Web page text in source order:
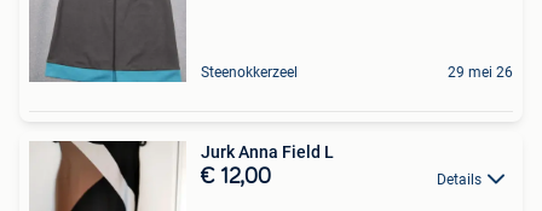
Steenokkerzeel 29 mei 26
Jurk Anna Field L
€ 12,00 Details